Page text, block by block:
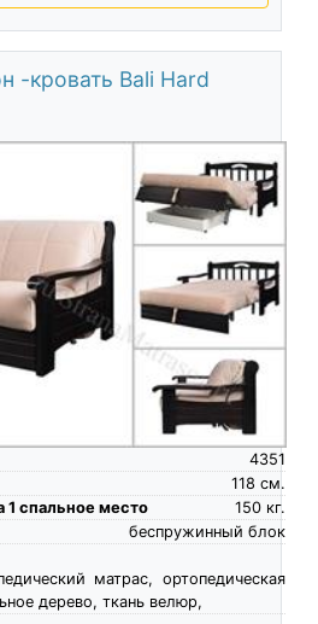
-кровать Bali Hard
4351
см.
118
спальное место
кг.
150
беспружинный блок
матрас, ортопедическая
дерево, ткань велюр,